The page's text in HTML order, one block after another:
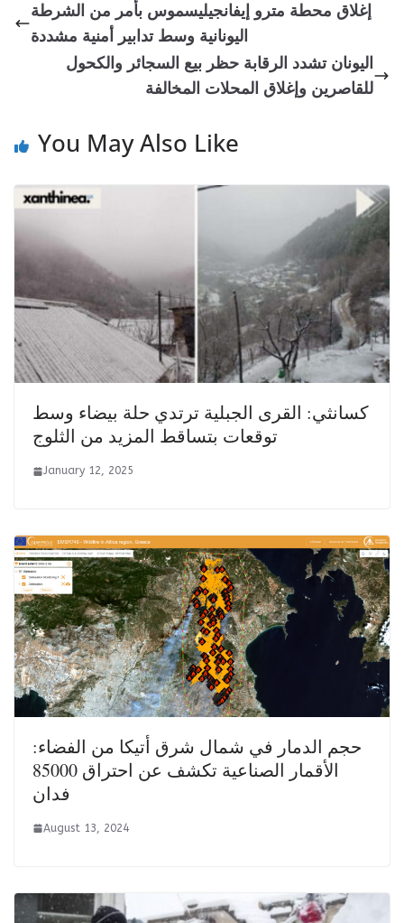
إغلاق محطة مترو إيفانجيليسموس بأمر من الشرطة
اليونانية وسط تدابير أمنية مشددة
اليونان تشدد الرقابة حظر بيع السجائر والكحول
للقاصرين وإغلاق المحلات المخالفة
You May Also Like
كسانثي: القرى الجبلية ترتدي حلة بيضاء وسط
توقعات بتساقط المزيد من الثلوج
January 12, 2025
حجم الدمار في شمال شرق أتيكا من الفضاء:
الأقمار الصناعية تكشف عن احتراق 85000
فدان
August 13, 2024